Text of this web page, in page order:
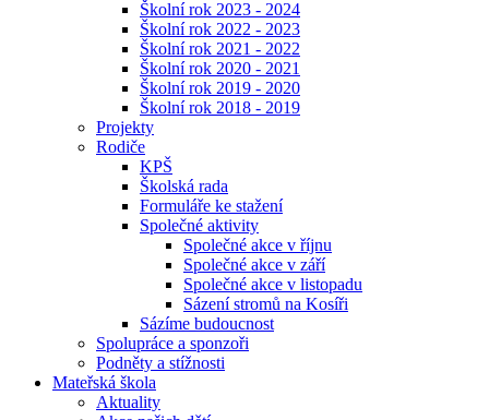
Školní rok 2023 - 2024
Školní rok 2022 - 2023
Školní rok 2021 - 2022
Školní rok 2020 - 2021
Školní rok 2019 - 2020
Školní rok 2018 - 2019
Projekty
Rodiče
KPŠ
Školská rada
Formuláře ke stažení
Společné aktivity
Společné akce v říjnu
Společné akce v září
Společné akce v listopadu
Sázení stromů na Kosíři
Sázíme budoucnost
Spolupráce a sponzoři
Podněty a stížnosti
Mateřská škola
Aktuality